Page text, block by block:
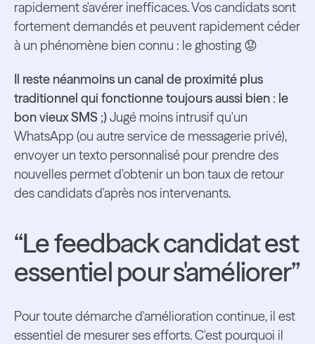
rapidement s'avérer inefficaces. Vos candidats sont
fortement demandés et peuvent rapidement céder
à un phénomène bien connu : le ghosting 😟
Il reste néanmoins un canal de proximité plus
traditionnel qui fonctionne toujours aussi bien : le
bon vieux SMS ;)Jugé moins intrusif qu'un
WhatsApp (ou autre service de messagerie privé),
envoyer un texto personnalisé pour prendre des
nouvelles permet d'obtenir un bon taux de retour
des candidats d'après nos intervenants.
“Le feedback candidat est
essentiel pour s'améliorer”
Pour toute démarche d'amélioration continue, il est
essentiel de mesurer ses efforts. C'est pourquoi il